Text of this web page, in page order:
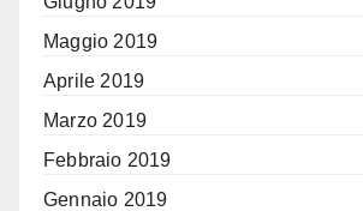
Maggio 2019
Aprile 2019
Marzo 2019
Febbraio 2019
Gennaio 2019